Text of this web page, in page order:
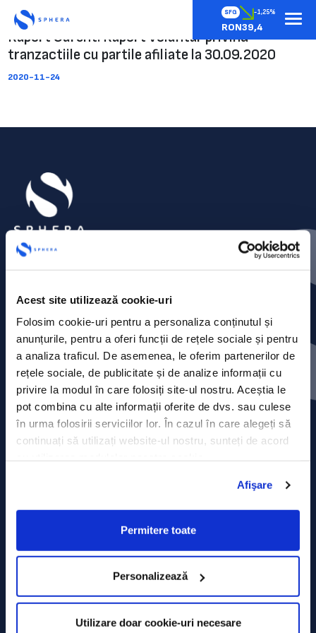
Acest site utilizează cookie-uri
Folosim cookie-uri pentru a personaliza conținutul și
anunțurile, pentru a oferi funcții de rețele sociale și pentru
a analiza traficul. De asemenea, le oferim partenerilor de
rețele sociale, de publicitate și de analize informații cu
privire la modul în care folosiți site-ul nostru. Aceștia le
pot combina cu alte informații oferite de dvs. sau culese
în urma folosirii serviciilor lor. În cazul în care alegeți să
continuați să utilizați website-ul nostru, sunteți de acord
Afişare
Permitere toate
Personalizează
Utilizare doar cookie-uri necesare
SFG -1,25%
RON39,4
Raport Curent: Raport voluntar privind
tranzactiile cu partile afiliate la 30.09.2020
2020-11-24
Contact
Comunicate de presă
Politica de confidențialitate
Politica de prelucrare a datelor
Declarația Cookie